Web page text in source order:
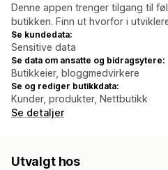
Denne appen trenger tilgang til
butikken. Finn ut hvorfor i
Se kundedata:
Sensitive data
Se data om ansatte og bidragsytere:
Butikkeier, bloggmedvirkere
Se og rediger butikkdata:
Kunder, produkter, Nettbutikk
Se detaljer
Utvalgt hos